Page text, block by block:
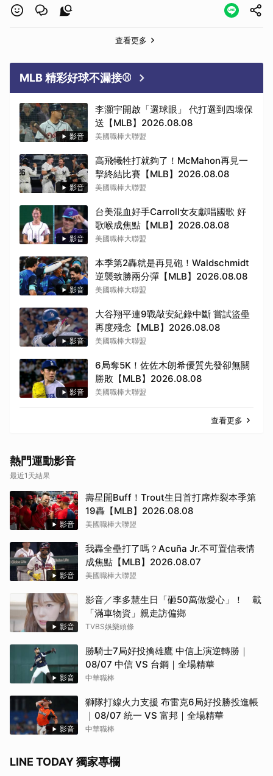
查看更多
MLB 精彩好球不漏接⚾
影音
李灝宇開啟「選球眼」 代打選到四壞保
送【MLB】2026.08.08
美國職棒大聯盟
影音
高飛犧牲打就夠了！McMahon再見一
擊終結比賽【MLB】2026.08.08
美國職棒大聯盟
影音
台美混血好手Carroll女友獻唱國歌 好
歌喉成焦點【MLB】2026.08.08
美國職棒大聯盟
影音
本季第2轟就是再見砲！Waldschmidt
逆襲致勝兩分彈【MLB】2026.08.08
美國職棒大聯盟
影音
大谷翔平連9戰敲安紀錄中斷 嘗試盜壘
再度殘念【MLB】2026.08.08
美國職棒大聯盟
影音
6局奪5K！佐佐木朗希優質先發卻無關
勝敗【MLB】2026.08.08
美國職棒大聯盟
查看更多
熱門運動影音
最近1天結果
影音
壽星開Buff！Trout生日首打席炸裂本季第
19轟【MLB】2026.08.08
美國職棒大聯盟
影音
我轟全壘打了嗎？Acuña Jr.不可置信表情
成焦點【MLB】2026.08.07
美國職棒大聯盟
影音
影音／李多慧生日「砸50萬做愛心」！ 載
「滿車物資」親走訪偏鄉
TVBS娛樂頭條
影音
勝騎士7局好投擒雄鷹 中信上演逆轉勝｜
08/07 中信 VS 台鋼｜全場精華
中華職棒
影音
獅隊打線火力支援 布雷克6局好投勝投進帳
｜08/07 統一 VS 富邦｜全場精華
中華職棒
LINE TODAY 獨家專欄
取消